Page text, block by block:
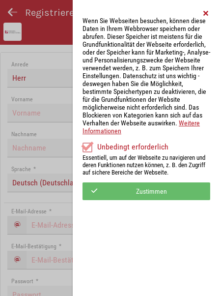
Registrieren und Angebot abgeben
Anrede
Herr
Vorname
Nachname
Sprache *
Deutsch (Deutschland)
E-Mail-Adresse *
E-Mail-Bestätigung *
Passwort *
Wenn Sie Webseiten besuchen, können diese
Daten in Ihrem Webbrowser speichern oder
abrufen. Dieser Speicher ist meistens für die
Grundfunktionalität der Webseite erforderlich,
oder der Speicher kann für Marketing-, Analyse-
und Personalisierungszwecke der Webseite
verwendet werden, z. B. zum Speichern Ihrer
Einstellungen. Datenschutz ist uns wichtig -
deswegen haben Sie die Möglichkeit,
bestimmte Speichertypen zu deaktivieren, die
für die Grundfunktionen der Website
möglicherweise nicht erforderlich sind. Das
Blockieren von Kategorien kann sich auf das
Verhalten der Webseite auswirken. Weitere
Informationen
Unbedingt erforderlich
Essentiell, um auf der Webseite zu navigieren und
deren Funktionen nutzen können, z. B. den Zugriff
auf sichere Bereiche der Webseite.
Zustimmen